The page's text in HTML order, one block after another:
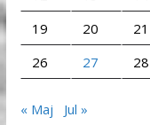
19
20 21
26
27 28
« Maj Jul »